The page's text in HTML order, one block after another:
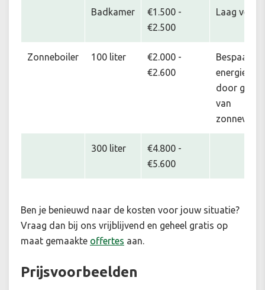
Badkamer
€1.500 -
€2.500
Laag
Zonneboiler 100 liter
€2.000 -
€2.600
Bespaart
door
van
300 liter
€4.800 -
€5.600
Ben je benieuwd naar de kosten voor jouw situatie?
Vraag dan bij ons vrijblijvend en geheel gratis op
maat gemaakte offertes aan.
Prijsvoorbeelden